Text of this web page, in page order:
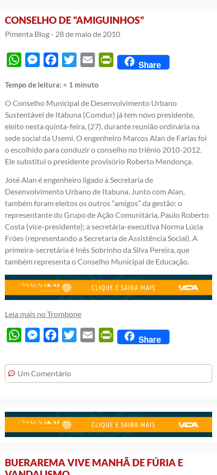
CONSELHO DE “AMIGUINHOS”
Pimenta Blog - 28 de maio de 2010
WhatsAppMessengerFacebook
Twitter Email PrintFriendly
Share
Tempo de leitura: < 1 minuto
O Conselho Municipal de Desenvolvimento Urbano
Sustentável de Itabuna (Comdur) já tem novo presidente,
eleito nesta quinta-feira, (27), durante reunião ordinária na
sede social da Usemi. O engenheiro Marcos Alan de Farias foi
o escolhido para conduzir o conselho no triênio 2010-2012.
Ele substitui o presidente provisório Roberto Mendonça.
José Alan é engenheiro ligado à Secretaria de
Desenvolvimento Urbano de Itabuna. Junto com Alan,
também foram eleitos os outros “amigos” da gestão: o
representante do Grupo de Ação Comunitária, Paulo Roberto
Costa (vice-presidente); a secretária-executiva Norma Lúcia
Fróes (representando a Secretaria de Assistência Social). A
primeira-secretária é Inês Sobrinho da Silva Pereira, que
também representa o Conselho Municipal de Educação.
Leia mais no Trombone
WhatsAppMessengerFacebook
Twitter Email PrintFriendly
Share
Um Comentário
BUERAREMA VIVE MANHÃ DE FÚRIA E